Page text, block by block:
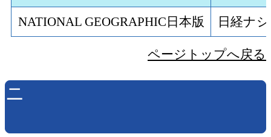
NATIONAL GEOGRAPHIC日本版 日経ナ
ページトップへ戻る
ニ